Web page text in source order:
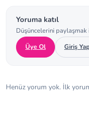
Yoruma katıl
Düşüncelerini
Üye Ol
Giriş
Henüz yorum yok. İlk